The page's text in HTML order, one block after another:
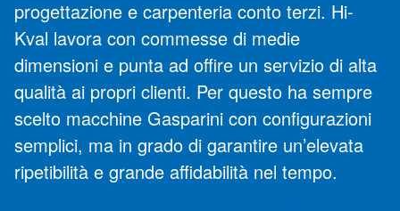
progettazione e carpenteria conto terzi. Hi-
Kval lavora con commesse di medie
dimensioni e punta ad offire un servizio di alta
qualità ai propri clienti. Per questo ha sempre
scelto macchine Gasparini con configurazioni
semplici, ma in grado di garantire un’elevata
ripetibilità e grande affidabilità nel tempo.